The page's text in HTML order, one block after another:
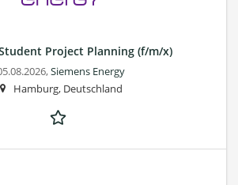
Project Planning (f/m/x)
Siemens Energy
Hamburg, Deutschland